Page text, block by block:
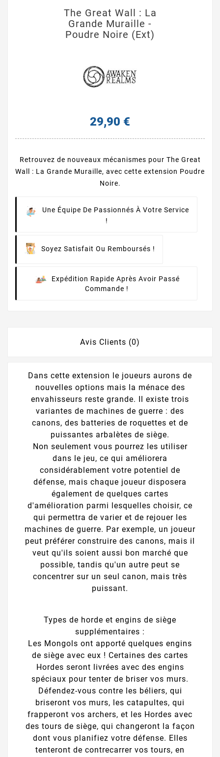
The Great Wall : La
Grande Muraille -
Poudre Noire (Ext)
29,90 €
Retrouvez de nouveaux mécanismes pour The Great
Wall : La Grande Muraille, avec cette extension Poudre
Noire.
Une Équipe De Passionnés À Votre Service
!
Soyez Satisfait Ou Remboursés !
Expédition Rapide Après Avoir Passé
Commande !
Avis Clients (0)
Dans cette extension le joueurs aurons de
nouvelles options mais la ménace des
envahisseurs reste grande. Il existe trois
variantes de machines de guerre : des
canons, des batteries de roquettes et de
puissantes arbalètes de siège.
Non seulement vous pourrez les utiliser
dans le jeu, ce qui améliorera
considérablement votre potentiel de
défense, mais chaque joueur disposera
également de quelques cartes
d'amélioration parmi lesquelles choisir, ce
qui permettra de varier et de rejouer les
machines de guerre. Par exemple, un joueur
peut préférer construire des canons, mais il
veut qu'ils soient aussi bon marché que
possible, tandis qu'un autre peut se
concentrer sur un seul canon, mais très
puissant.
Types de horde et engins de siège
supplémentaires :
Les Mongols ont apporté quelques engins
de siège avec eux ! Certaines des cartes
Hordes seront livrées avec des engins
spéciaux pour tenter de briser vos murs.
Défendez-vous contre les béliers, qui
briseront vos murs, les catapultes, qui
frapperont vos archers, et les Hordes avec
des tours de siège, qui changeront la façon
dont vous planifiez votre défense. Elles
tenteront de contrecarrer vos tours, en